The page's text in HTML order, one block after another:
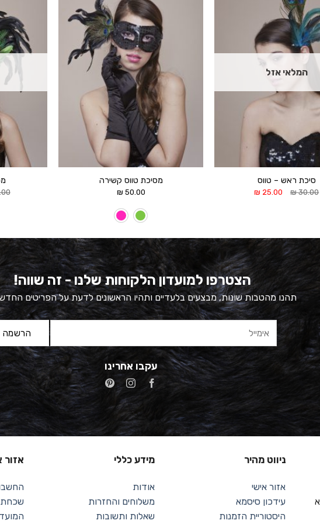
המלאי אזל
סיכת ראש – טווס
30.00
₪
המחיר
25.00
₪המחיר
הוסף ל
WISHLIST
מסיכת טווס קשירה
50.00
₪
הצטרפו למועדון הלקוחות שלנו - זה שווה!
תהנו מהטבות שונות, מבצעים בלעדיים ותהיו הראשונים לדעת על הפריטים
עקבו אחרינו
ניווט מהיר
אזור אישי
עידכון סיסמא
היסטוריית הזמנות
מידע כללי
אודות
משלוחים והחזרות
שאלות ותשובות
אזור